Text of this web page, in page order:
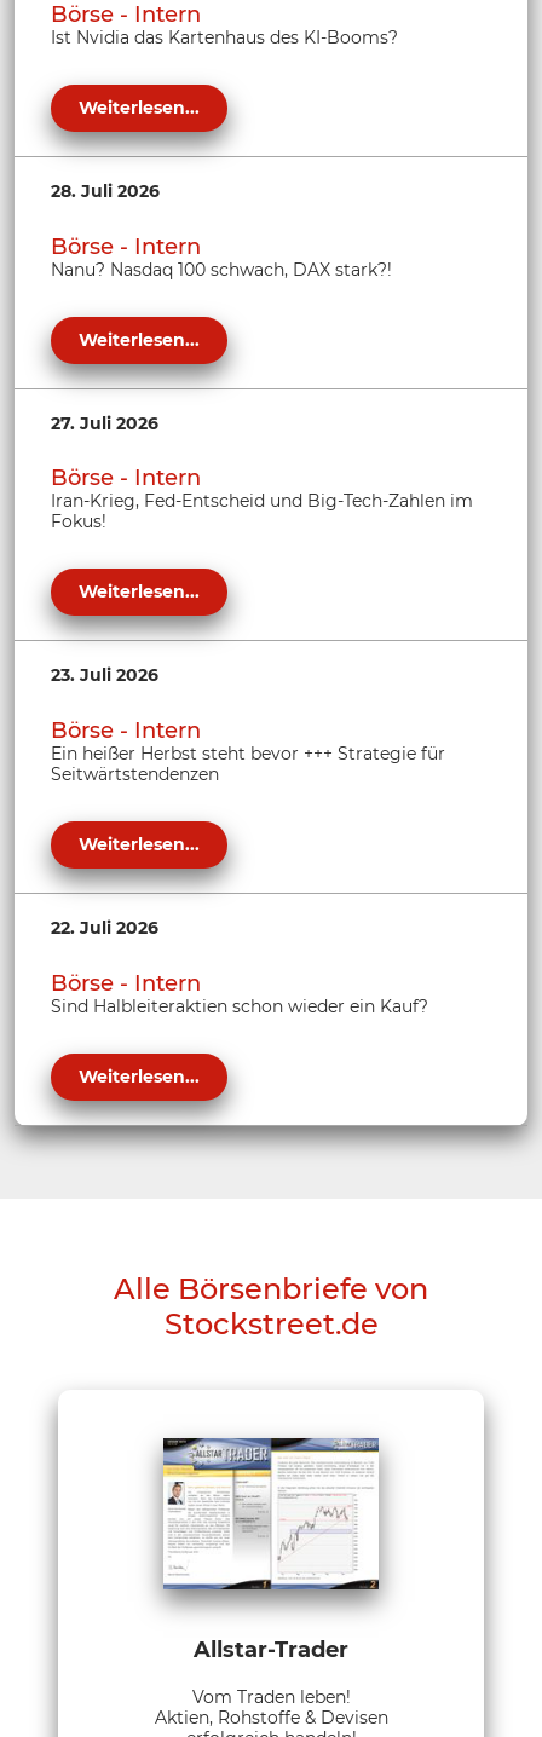
Börse - Intern
Ist Nvidia das Kartenhaus des KI-Booms?
Weiterlesen...
28. Juli 2026
Börse - Intern
Nanu? Nasdaq 100 schwach, DAX stark?!
Weiterlesen...
27. Juli 2026
Börse - Intern
Iran-Krieg, Fed-Entscheid und Big-Tech-Zahlen im
Fokus!
Weiterlesen...
23. Juli 2026
Börse - Intern
Ein heißer Herbst steht bevor +++ Strategie für
Seitwärtstendenzen
Weiterlesen...
22. Juli 2026
Börse - Intern
Sind Halbleiteraktien schon wieder ein Kauf?
Weiterlesen...
Alle Börsenbriefe von
Stockstreet.de
Allstar-Trader
Vom Traden leben!
Aktien, Rohstoffe & Devisen